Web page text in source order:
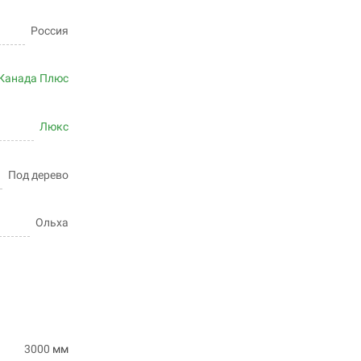
Россия
Плюс
Люкс
Под дерево
Ольха
3000 мм